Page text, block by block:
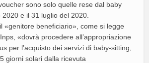
sono solo quelle rese dal baby
e il 31 luglio del 2020.
«genitore beneficiario», come si legge
«dovrà procedere all’appropriazione
per l’acquisto dei servizi di baby-sitting,
giorni solari dalla ricevuta